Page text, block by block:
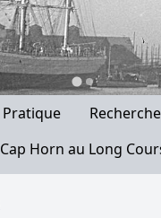
Pratique
Horn au Long